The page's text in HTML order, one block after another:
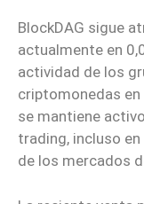
BlockDAG sigue
actualmente en
actividad de los
criptomonedas
se mantiene
trading, incluso
de los mercados